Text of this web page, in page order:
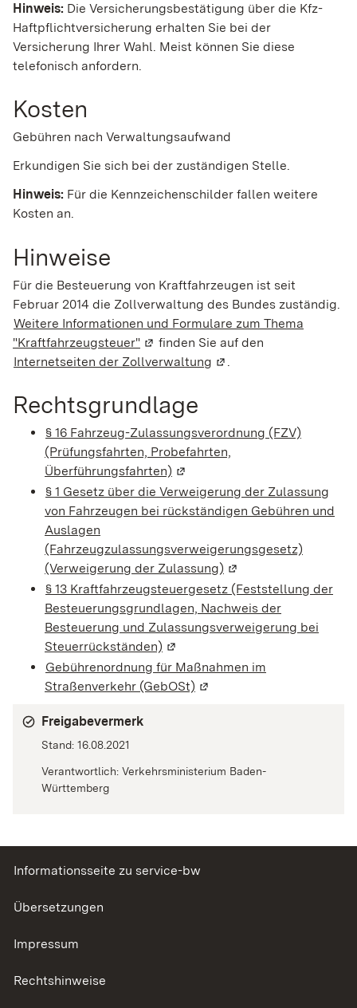
Hinweis: Die Versicherungsbestätigung über die Kfz-
Haftpflichtversicherung erhalten Sie bei der
Versicherung Ihrer Wahl. Meist können Sie diese
telefonisch anfordern.
Kosten
Gebühren nach Verwaltungsaufwand
Erkundigen Sie sich bei der zuständigen Stelle.
Hinweis: Für die Kennzeichenschilder fallen weitere
Kosten an.
Hinweise
Für die Besteuerung von Kraftfahrzeugen ist seit
Februar 2014 die Zollverwaltung des Bundes zuständig.
Weitere Informationen und Formulare zum Thema
"Kraftfahrzeugsteuer" (Wird in einem neuen Fenster
finden Sie auf den
Internetseiten der Zollverwaltung (Wird in einem neuen
.
Rechtsgrundlage
§ 16 Fahrzeug-Zulassungsverordnung (FZV)
(Prüfungsfahrten, Probefahrten,
Überführungsfahrten) (Wird in einem neuen Fenster
§ 1 Gesetz über die Verweigerung der Zulassung
von Fahrzeugen bei rückständigen Gebühren und
Auslagen
(Fahrzeugzulassungsverweigerungsgesetz)
(Verweigerung der Zulassung) (Wird in einem
§ 13 Kraftfahrzeugsteuergesetz (Feststellung der
Besteuerungsgrundlagen, Nachweis der
Besteuerung und Zulassungsverweigerung bei
Steuerrückständen) (Wird in einem neuen Fenster
Gebührenordnung für Maßnahmen im
Straßenverkehr (GebOSt) (Wird in einem neuen
Freigabevermerk
Stand: 16.08.2021
Verantwortlich: Verkehrsministerium Baden-
Württemberg
Informationsseite zu service-bw
Übersetzungen
Impressum
Rechtshinweise